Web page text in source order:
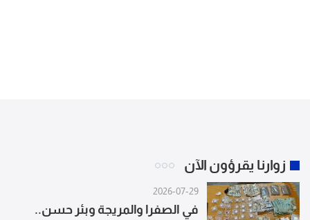
زوارنا يقرؤون الآن
2026-07-29
في الصفرا والمريجة وبئر حسن..